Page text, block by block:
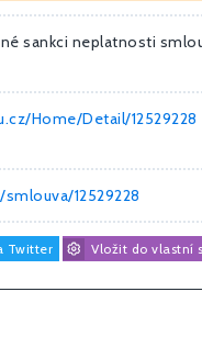
sankci neplatnosti
Home/Detail/12529228
12529228
Twitter Vložit do vlastní